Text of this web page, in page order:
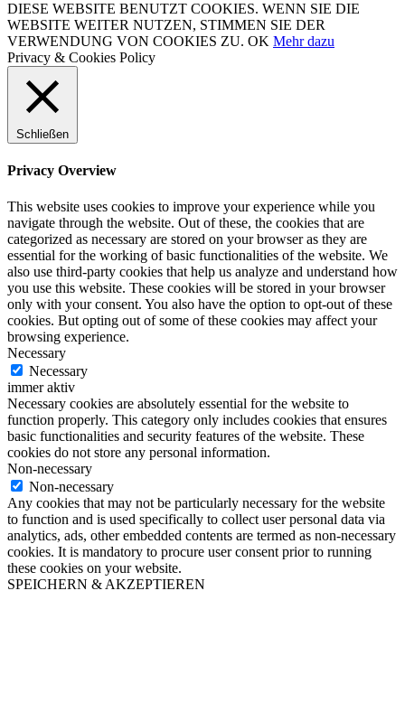
DIESE WEBSITE BENUTZT COOKIES. WENN SIE DIE
WEBSITE WEITER NUTZEN, STIMMEN SIE DER
VERWENDUNG VON COOKIES ZU. OK Mehr dazu
Privacy & Cookies Policy
Schließen
Privacy Overview
This website uses cookies to improve your experience while you
navigate through the website. Out of these, the cookies that are
categorized as necessary are stored on your browser as they are
essential for the working of basic functionalities of the website. We
also use third-party cookies that help us analyze and understand how
you use this website. These cookies will be stored in your browser
only with your consent. You also have the option to opt-out of these
cookies. But opting out of some of these cookies may affect your
browsing experience.
Necessary
Necessary
immer aktiv
Necessary cookies are absolutely essential for the website to
function properly. This category only includes cookies that ensures
basic functionalities and security features of the website. These
cookies do not store any personal information.
Non-necessary
Non-necessary
Any cookies that may not be particularly necessary for the website
to function and is used specifically to collect user personal data via
analytics, ads, other embedded contents are termed as non-necessary
cookies. It is mandatory to procure user consent prior to running
these cookies on your website.
SPEICHERN & AKZEPTIEREN